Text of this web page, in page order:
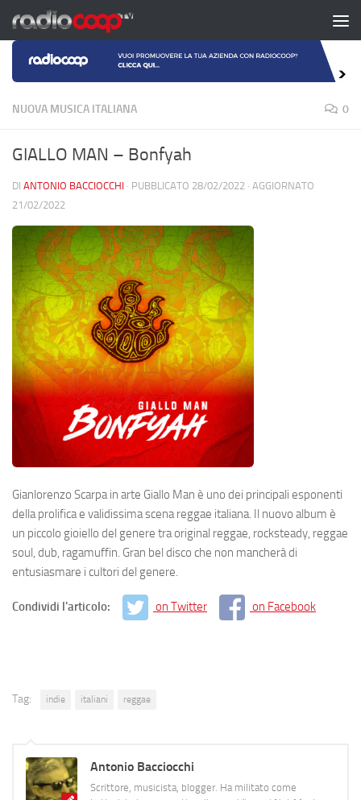
Salta al contenuto
NUOVA MUSICA ITALIANA 0
GIALLO MAN – Bonfyah
DI ANTONIO BACCIOCCHI · PUBBLICATO 28/02/2022 · AGGIORNATO
21/02/2022
Gianlorenzo Scarpa in arte Giallo Man è uno dei principali esponenti
della prolifica e validissima scena reggae italiana. Il nuovo album è
un piccolo gioiello del genere tra original reggae, rocksteady, reggae
soul, dub, ragamuffin. Gran bel disco che non mancherà di
entusiasmare i cultori del genere.
Condividi l'articolo: on Twitter on Facebook
Tag: indie italiani reggae
Antonio Bacciocchi
Scrittore, musicista, blogger. Ha militato come